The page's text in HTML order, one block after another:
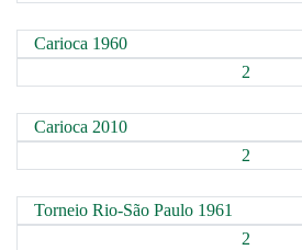
Carioca 1960
2
Carioca 2010
2
Torneio Rio-São Paulo 1961
2